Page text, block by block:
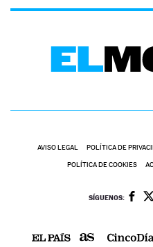
AVISO LEGAL POLÍTICA DE
POLÍTICA DE COOKIES
SÍGUENOS: